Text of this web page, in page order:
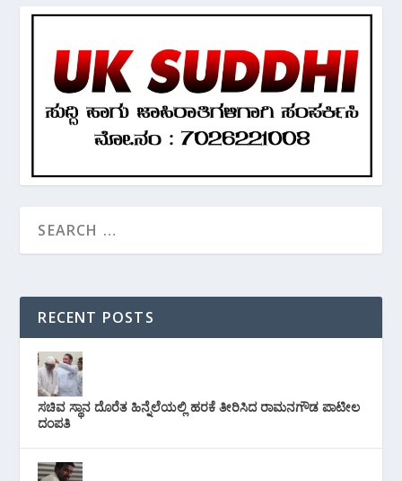
RECENT POSTS
ಸಚಿವ ಸ್ಥಾನ ದೊರೆತ ಹಿನ್ನೆಲೆಯಲ್ಲಿ ಹರಕೆ ತೀರಿಸಿದ ರಾಮನಗೌಡ ಪಾಟೀಲ
ದಂಪತಿ